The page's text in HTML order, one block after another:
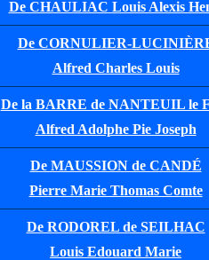
De CHAULIAC Louis Alexis
De CORNULIER-
Alfred Charles Louis
De la BARRE de NANTEUIL le
Alfred Adolphe Pie Joseph
De MAUSSION de CANDÉ
Pierre Marie Thomas Comte
De RODOREL de SEILHAC
Louis Edouard Marie